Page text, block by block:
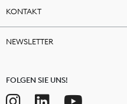
KONTAKT
NEWSLETTER
FOLGEN SIE UNS!